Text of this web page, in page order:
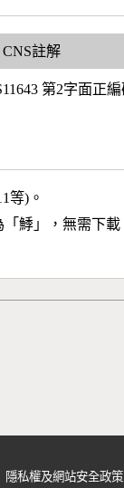
CNS註解
第2字面正
等)。
「鯚 」，無需下
隱私權及網站安全政策